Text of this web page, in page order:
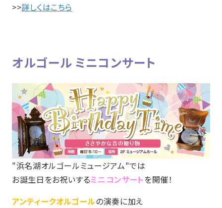
>>詳しくはこちら
オルゴール ミニコンサート
"浜名湖オルゴールミュージアム"では
お誕生日をお祝いするミニコンサートを開催！
アンティークオルゴールの演奏に加え